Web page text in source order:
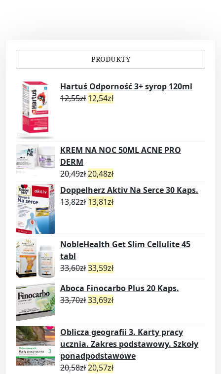
PRODUKTY
Hartuś Odporność 3+ syrop 120ml
12,55zł 12,54zł
KREM NA NOC 50ML ACNE PRO
DERM
20,49zł20,48zł
Doppelherz Aktiv Na Serce 30 Kaps.
13,82zł 13,81zł
NobleHealth Get Slim Cellulite 45
tabl
33,60zł33,59zł
Aboca Finocarbo Plus 20 Kaps.
33,70zł33,69zł
Oblicza geografii 3. Karty pracy
ucznia. Zakres podstawowy. Szkoły
ponadpodstawowe
20,58zł20,57zł